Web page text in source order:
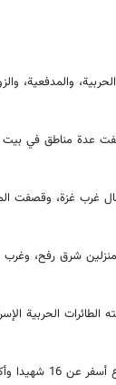
والمدفعية،
عدة مناطق في بيت
غرب غزة، وقصفت
شرق رفح، وغرب
الطائرات الحربية